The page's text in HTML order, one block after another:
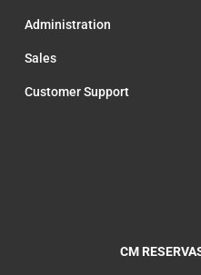
Administration
Sales
Customer Support
CM